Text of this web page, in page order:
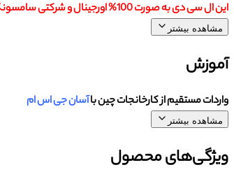
این ال سی دی به صورت 100% اورجینال و شرکتی سامسونگ می باشد
مشاهده بیشتر
آموزش
واردات مستقیم از کارخانجات چین باآسان جی اس ام
مشاهده بیشتر
ویژگی‌های محصول